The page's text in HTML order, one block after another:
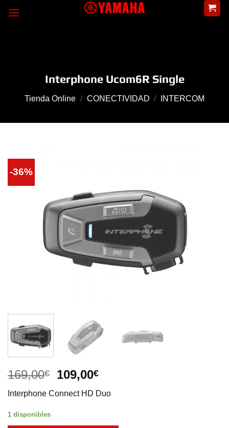
Interphone Ucom6R Single
Tienda Online / CONECTIVIDAD / INTERCOM
-36%
169,00€
El
original
169,00€.
109,00€El
actual
109,00€.
Interphone Connect HD Duo
1 disponibles